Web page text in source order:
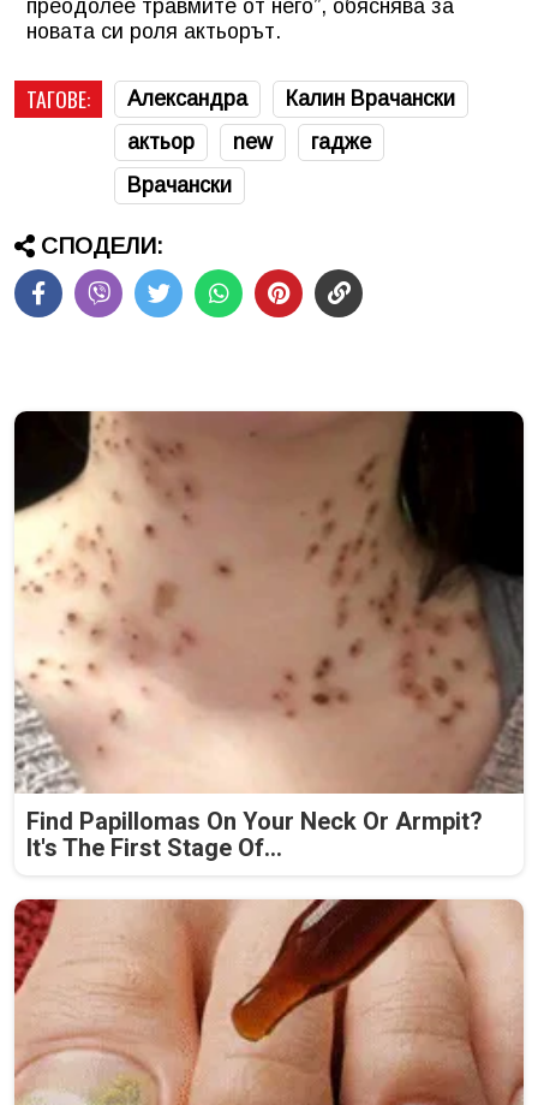
преодолее травмите от него”, обяснява за
новата си роля актьорът.
ТАГОВЕ: Александра
Калин Врачански
актьор
new
гадже
Врачански
СПОДЕЛИ:
Find Papillomas On Your Neck Or Armpit?
It's The First Stage Of...